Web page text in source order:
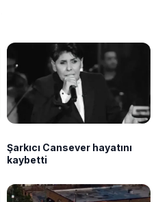
Şarkıcı Cansever hayatını
kaybetti